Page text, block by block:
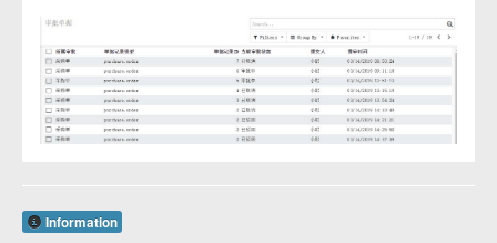
Information